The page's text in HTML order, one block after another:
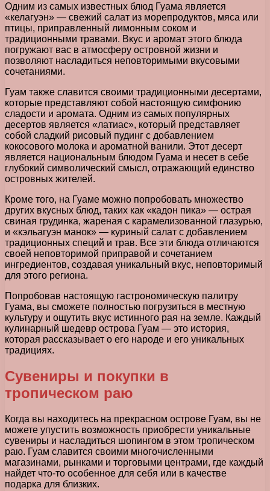
Одним из самых известных блюд Гуама является
«келагуэн» — свежий салат из морепродуктов, мяса или
птицы, приправленный лимонным соком и
традиционными травами. Вкус и аромат этого блюда
погружают вас в атмосферу островной жизни и
позволяют насладиться неповторимыми вкусовыми
сочетаниями.
Гуам также славится своими традиционными десертами,
которые представляют собой настоящую симфонию
сладости и аромата. Одним из самых популярных
десертов является «латиас», который представляет
собой сладкий рисовый пудинг с добавлением
кокосового молока и ароматной ванили. Этот десерт
является национальным блюдом Гуама и несет в себе
глубокий символический смысл, отражающий единство
островных жителей.
Кроме того, на Гуаме можно попробовать множество
других вкусных блюд, таких как «кадон пика» — острая
свиная грудинка, жареная с карамелизованной глазурью,
и «кэльагуэн манок» — куриный салат с добавлением
традиционных специй и трав. Все эти блюда отличаются
своей неповторимой приправой и сочетанием
ингредиентов, создавая уникальный вкус, неповторимый
для этого региона.
Попробовав настоящую гастрономическую палитру
Гуама, вы сможете полностью погрузиться в местную
культуру и ощутить вкус истинного рая на земле. Каждый
кулинарный шедевр острова Гуам — это история,
которая рассказывает о его народе и его уникальных
традициях.
Сувениры и покупки в
тропическом раю
Когда вы находитесь на прекрасном острове Гуам, вы не
можете упустить возможность приобрести уникальные
сувениры и насладиться шопингом в этом тропическом
раю. Гуам славится своими многочисленными
магазинами, рынками и торговыми центрами, где каждый
найдет что-то особенное для себя или в качестве
подарка для близких.